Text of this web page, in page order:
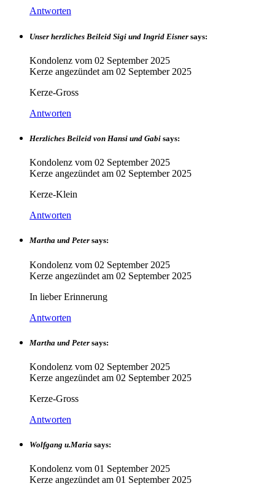
Antworten
Unser herzliches Beileid Sigi und Ingrid Eisner says:
Kondolenz vom 02 September 2025
Kerze angezündet am 02 September 2025
Kerze-Gross
Antworten
Herzliches Beileid von Hansi und Gabi says:
Kondolenz vom 02 September 2025
Kerze angezündet am 02 September 2025
Kerze-Klein
Antworten
Martha und Peter says:
Kondolenz vom 02 September 2025
Kerze angezündet am 02 September 2025
In lieber Erinnerung
Antworten
Martha und Peter says:
Kondolenz vom 02 September 2025
Kerze angezündet am 02 September 2025
Kerze-Gross
Antworten
Wolfgang u.Maria says:
Kondolenz vom 01 September 2025
Kerze angezündet am 01 September 2025